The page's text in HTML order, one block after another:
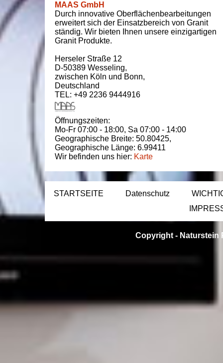
MAAS GmbH
Durch innovative Oberflächenbearbeitungen
erweitert sich der Einsatzbereich von Granit
ständig. Wir bieten Ihnen unsere einzigartigen
Granit Produkte.
Herseler Straße 12
D-50389 Wesseling,
zwischen Köln und Bonn,
Deutschland
TEL: +49 2236 9444916
Öffnungszeiten:
Mo-Fr 07:00 - 18:00, Sa 07:00 - 14:00
Geographische Breite: 50.80425,
Geographische Länge: 6.99411
Wir befinden uns hier: Karte
STARTSEITE Datenschutz
Copyright - Naturstein